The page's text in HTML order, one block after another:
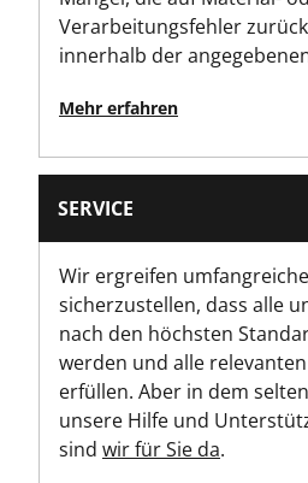
Verarbeitungsfehler
innerhalb der
Mehr erfahren
SERVICE
Wir ergreifen
sicherzustellen, dass alle
nach den höchsten
werden und alle
erfüllen. Aber in dem
unsere Hilfe und
sind wir für Sie da.